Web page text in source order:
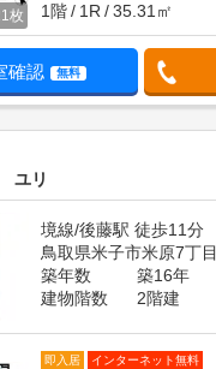
枚
1階
1R 35.31㎡
確認 無料
ユリ
境線/後藤駅 徒歩11分
鳥取県米子市米原7丁目
築年数
築16年
建物階数
2階建
即入居 インターネット無料